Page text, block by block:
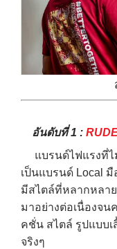
อันดับที่ 1 :
แบรนด์ไฟแรงที่ไ
เป็นแบรนด์ Local
มีสไตล์ที่หลากหลา
มาอย่างต่อเนื่องจน
คชั่น สไตล์ รูปแบบเ
จริงๆ